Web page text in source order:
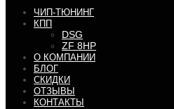
ЧИП-ТЮНИНГ
КПП
DSG
ZF 8HP
О КОМПАНИИ
БЛОГ
СКИДКИ
ОТЗЫВЫ
КОНТАКТЫ